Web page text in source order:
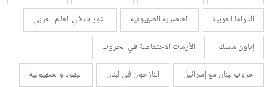
الدراما الغربية
العنصرية الصهيونية
الثورات في العالم العربي
إياون ماسك
الأزمات الاجتماعية في الحروب
حروب لبنان مع إسرائيل
النازحون في لبنان
اليهود والصهيونية